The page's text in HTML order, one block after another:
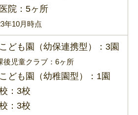
院：5ヶ所
年10月時点
ども園（幼保連携型）：3園
児童クラブ：6ヶ所
ども園（幼稚園型）：1園
：3校
：3校